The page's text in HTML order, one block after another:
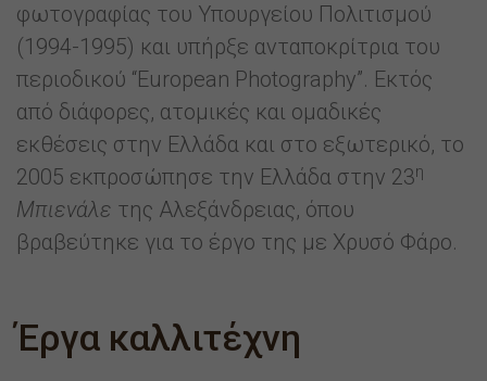
φωτογραφίας του Υπουργείου Πολιτισμού
(1994-1995) και υπήρξε ανταποκρίτρια του
περιοδικού “European Photography”. Εκτός
από διάφορες, ατομικές και ομαδικές
εκθέσεις στην Ελλάδα και στο εξωτερικό, το
2005 εκπροσώπησε την Ελλάδα στην 23η
Μπιενάλε της Αλεξάνδρειας, όπου
βραβεύτηκε για το έργο της με Χρυσό Φάρο.
Έργα καλλιτέχνη